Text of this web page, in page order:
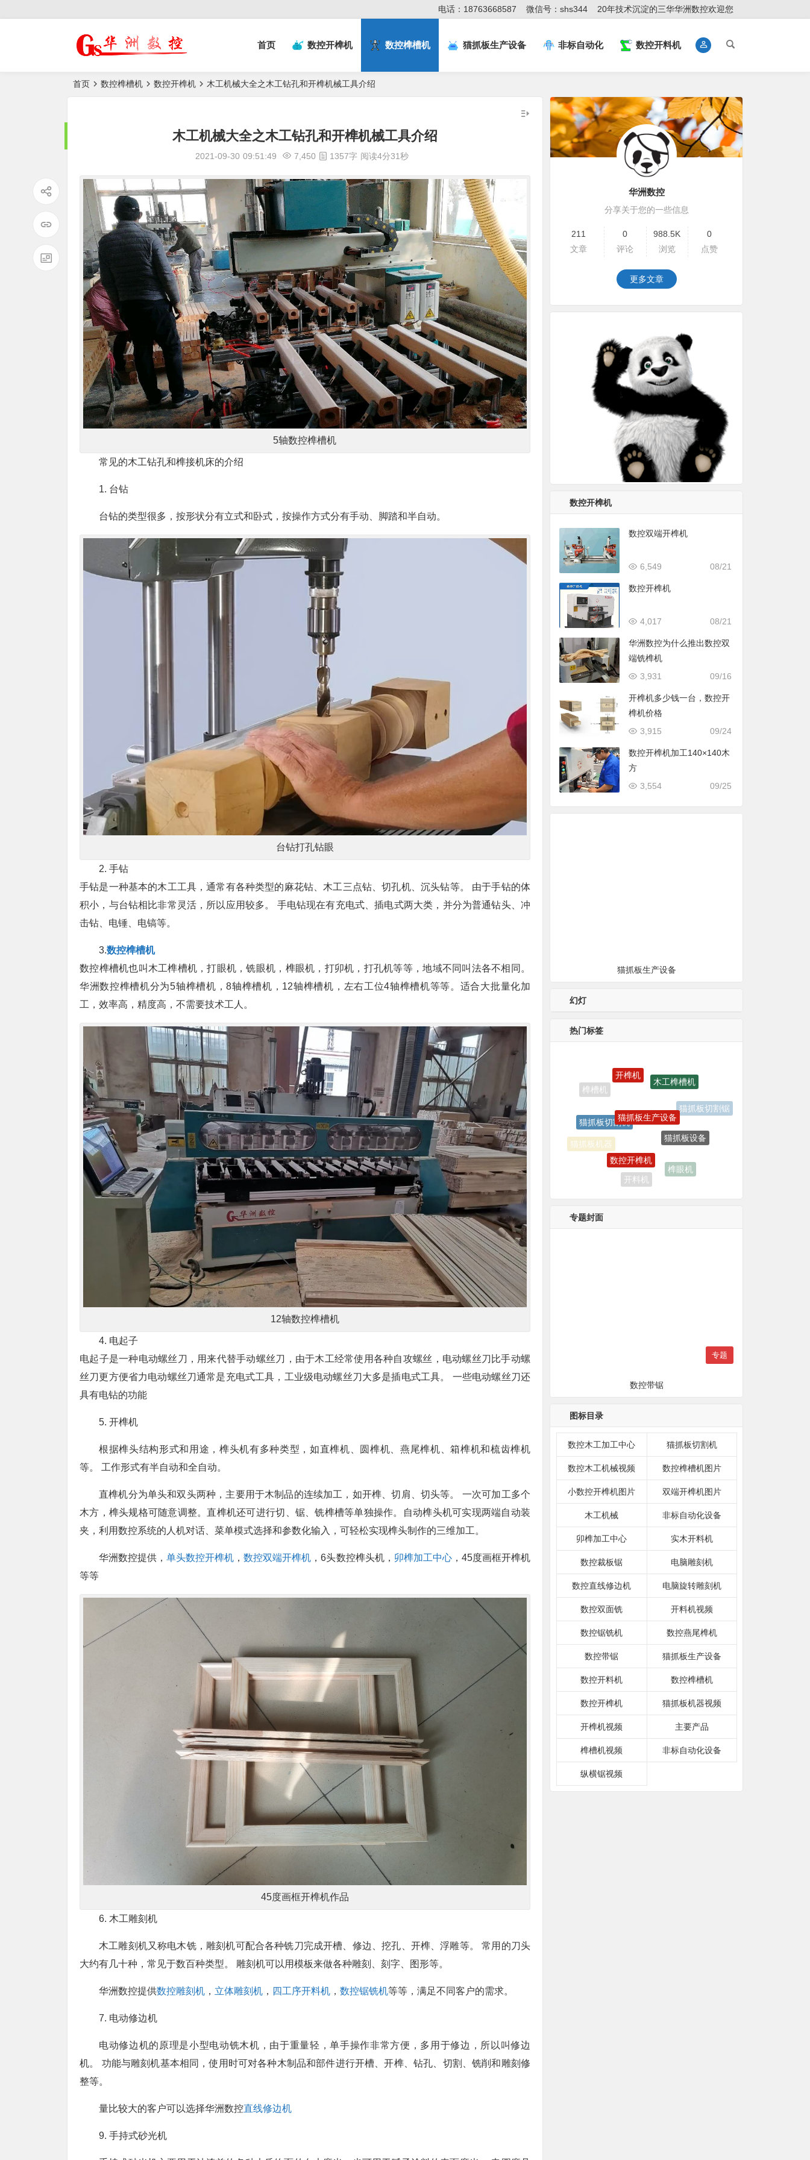
电话：18763668587 微信号：shs344 20年技术沉淀的三华华洲数控欢迎您
榫槽机|猫抓板生
产设备|非标 首页 数控开榫机 数控榫槽机 猫抓板生产设备 非标自动化 数控开料机
首页 数控榫槽机 数控开榫机 木工机械大全之木工钻孔和开榫机械工具介绍
木工机械大全之木工钻孔和开榫机械工具介绍
2021-09-30 09:51:49 7,450 1357字 阅读4分31秒
5轴数控榫槽机
常见的木工钻孔和榫接机床的介绍
1. 台钻
台钻的类型很多，按形状分有立式和卧式，按操作方式分有手动、脚踏和半自动。
台钻打孔钻眼
2. 手钻
手钻是一种基本的木工工具，通常有各种类型的麻花钻、木工三点钻、切孔机、沉头钻等。 由于手钻的体
积小，与台钻相比非常灵活，所以应用较多。 手电钻现在有充电式、插电式两大类，并分为普通钻头、冲
击钻、电锤、电镐等。
3.数控榫槽机
数控榫槽机也叫木工榫槽机，打眼机，铣眼机，榫眼机，打卯机，打孔机等等，地域不同叫法各不相同。
华洲数控榫槽机分为5轴榫槽机，8轴榫槽机，12轴榫槽机，左右工位4轴榫槽机等等。适合大批量化加
工，效率高，精度高，不需要技术工人。
12轴数控榫槽机
4. 电起子
电起子是一种电动螺丝刀，用来代替手动螺丝刀，由于木工经常使用各种自攻螺丝，电动螺丝刀比手动螺
丝刀更方便省力电动螺丝刀通常是充电式工具，工业级电动螺丝刀大多是插电式工具。 一些电动螺丝刀还
具有电钻的功能
5. 开榫机
根据榫头结构形式和用途，榫头机有多种类型，如直榫机、圆榫机、燕尾榫机、箱榫机和梳齿榫机
等。 工作形式有半自动和全自动。
直榫机分为单头和双头两种，主要用于木制品的连续加工，如开榫、切肩、切头等。 一次可加工多个
木方，榫头规格可随意调整。直榫机还可进行切、锯、铣榫槽等单独操作。自动榫头机可实现两端自动装
夹，利用数控系统的人机对话、菜单模式选择和参数化输入，可轻松实现榫头制作的三维加工。
华洲数控提供，单头数控开榫机 ，数控双端开榫机 ，6头数控榫头机， 卯榫加工中心，45度画框开榫机
等等
45度画框开榫机作品
6. 木工雕刻机
木工雕刻机又称电木铣，雕刻机可配合各种铣刀完成开槽、修边、挖孔、开榫、浮雕等。 常用的刀头
大约有几十种，常见于数百种类型。 雕刻机可以用模板来做各种雕刻、刻字、图形等。
华洲数控提供数控雕刻机 ， 立体雕刻机 ， 四工序开料机 ， 数控锯铣机等等，满足不同客户的需求。
7. 电动修边机
电动修边机的原理是小型电动铣木机，由于重量轻，单手操作非常方便，多用于修边，所以叫修边
机。 功能与雕刻机基本相同，使用时可对各种木制品和部件进行开槽、开榫、钻孔、切割、铣削和雕刻修
整等。
量比较大的客户可以选择华洲数控直线修边机
9. 手持式砂光机
华洲数控
分享关于您的一些信息
211
文章
0
评论
988.5K
浏览
0
点赞
更多文章
数控开榫机
数控双端开榫机
08/21
6,549
数控开榫机
08/21
4,017
华洲数控为什么推出数控双
端铣榫机
09/16
3,931
开榫机多少钱一台，数控开
榫机价格
09/24
3,915
数控开榫机加工140×140木
方
09/25
3,554
猫抓板生产设备
幻灯
热门标签
猫抓板切割锯
数控榫槽机
猫抓板机器
猫抓板切割机
猫抓板生产设备
猫抓板设备
开料机
数控开榫机
专题封面
专题
数控带锯
图标目录
数控木工加工中心 猫抓板切割机
数控木工机械视频 数控榫槽机图片
小数控开榫机图片 双端开榫机图片
木工机械 非标自动化设备
卯榫加工中心 实木开料机
数控裁板锯 电脑雕刻机
数控直线修边机 电脑旋转雕刻机
数控双面铣 开料机视频
数控锯铣机 数控燕尾榫机
数控带锯 猫抓板生产设备
数控开料机 数控榫槽机
数控开榫机 猫抓板机器视频
开榫机视频 主要产品
榫槽机视频 非标自动化设备
纵横锯视频